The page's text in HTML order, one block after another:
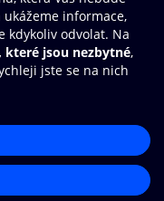
O2 Knihovna
své e-knihy a